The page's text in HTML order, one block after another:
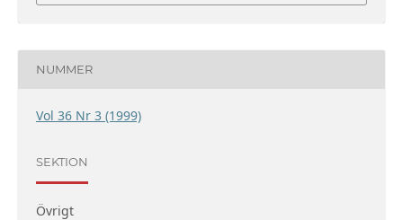
NUMMER
Vol 36 Nr 3 (1999)
SEKTION
Övrigt